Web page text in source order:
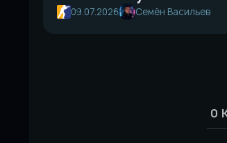
09.07.2026 Семён Васильев
0